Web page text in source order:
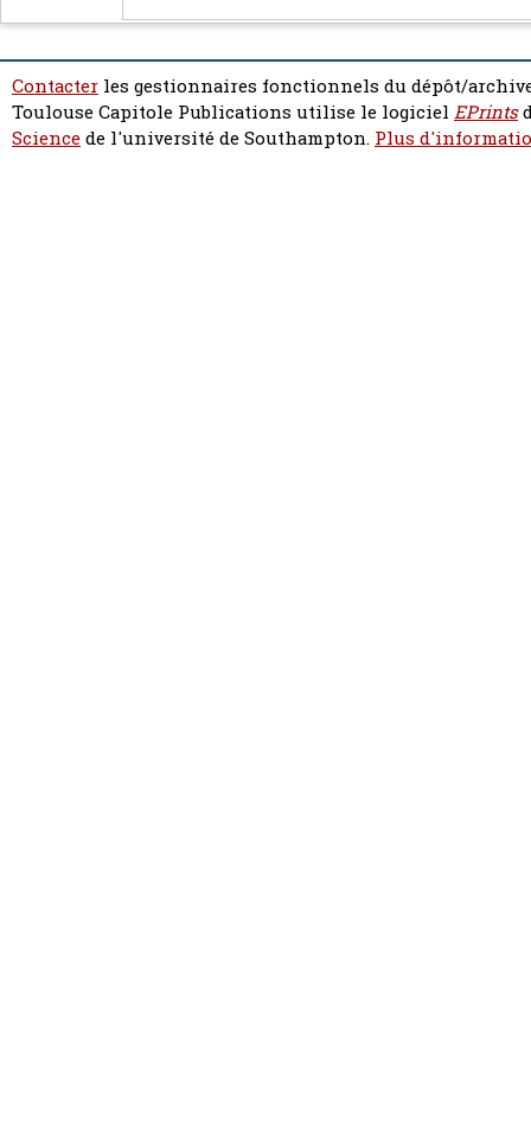
Contacter les gestionnaires fonctionnels du dépôt/
Toulouse Capitole Publications utilise le logiciel EPrints
Sciencede l'université de Southampton. Plus